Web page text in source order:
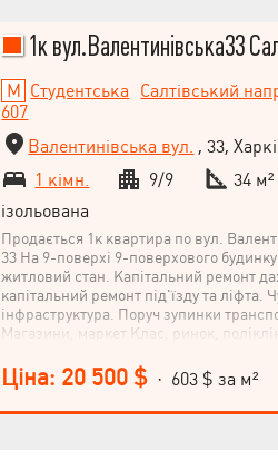
1к вул.Валентинівська33
Студентська Салтівський
607
Валентинівська вул. , 33,
1 кімн.
9/9
34 м²
ізольована
Продається 1к квартира по вул.
33 На 9-поверхі 9-поверхового
житловий стан. Капітальний ремонт
капітальний ремонт під'їзду та ліфта.
інфраструктура. Поруч зупинки
Магазини, маркет Клас, ринок,
пішки. Гарний, зелений район.
Ціна: 20 500 $ · 603 $ за м²